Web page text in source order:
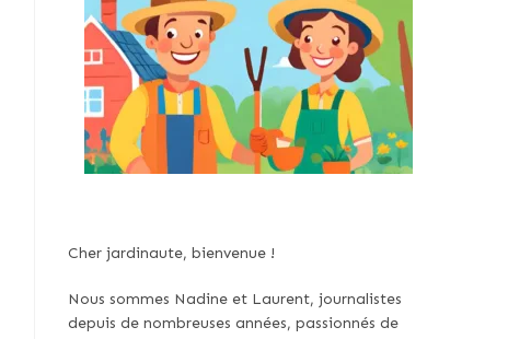
Cher jardinaute, bienvenue !
Nous sommes Nadine et Laurent, journalistes
depuis de nombreuses années, passionnés de